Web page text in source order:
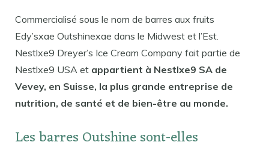
Commercialisé sous le nom de barres aux fruits
Edy’sxae Outshinexae dans le Midwest et l’Est.
Nestlxe9 Dreyer’s Ice Cream Company fait partie de
Nestlxe9 USA et appartient à Nestlxe9 SA de
Vevey, en Suisse, la plus grande entreprise de
nutrition, de santé et de bien-être au monde.
Les barres Outshine sont-elles